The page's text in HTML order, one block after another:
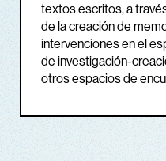
textos escritos, a
de la creación de
intervenciones en el
de investigación-
otros espacios de